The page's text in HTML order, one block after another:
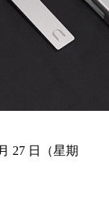
27 日（星期